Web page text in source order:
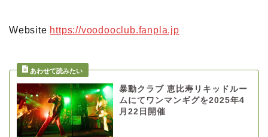
Website https://voodooclub.fanpla.jp
暴動クラブ 恵比寿リキッドルー
ムにてワンマンギグを2025年4
月22日開催